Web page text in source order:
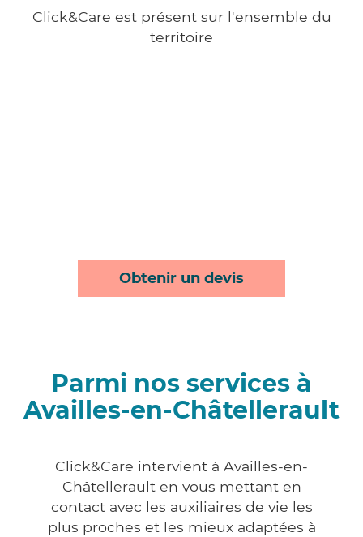
Click&Care est présent sur l'ensemble du
territoire
Obtenir un devis
Parmi nos services à
Availles-en-Châtellerault
Click&Care intervient à Availles-en-
Châtellerault en vous mettant en
contact avec les auxiliaires de vie les
plus proches et les mieux adaptées à